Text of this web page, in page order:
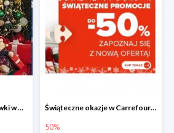
Świąteczne rabaty - zabawki w Carrefour do -40% Świąteczne okazje w Carrefour do -50%
50%